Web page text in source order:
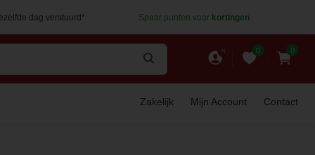
dag verstuurd* Spaar punten voor kortingen
0 0
Zakelijk Mijn Account Contact